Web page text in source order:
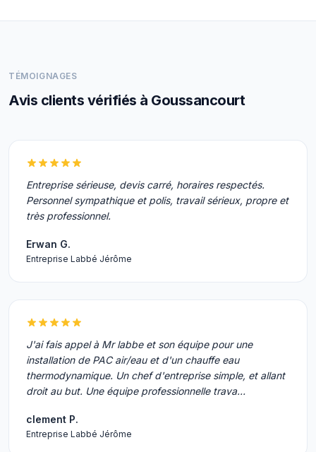
TÉMOIGNAGES
Avis clients vérifiés à Goussancourt
Entreprise sérieuse, devis carré, horaires respectés.
Personnel sympathique et polis, travail sérieux, propre et
très professionnel.
Erwan G.
Entreprise Labbé Jérôme
J'ai fais appel à Mr labbe et son équipe pour une
installation de PAC air/eau et d'un chauffe eau
thermodynamique. Un chef d'entreprise simple, et allant
droit au but. Une équipe professionnelle trava…
clement P.
Entreprise Labbé Jérôme